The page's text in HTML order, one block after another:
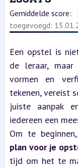
Gemiddelde score:
toegevoegd:
Een opstel is
de leraar,
vormen en
tekenen, vereist
juiste aanpak
iedereen een
Om te
plan voor je
tijd om het te